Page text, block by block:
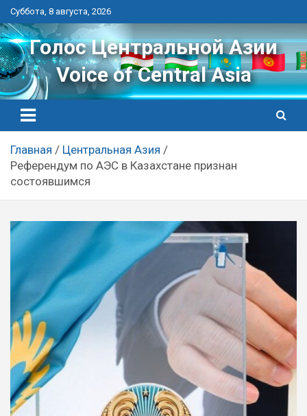
Перейти
к
контенту
Суббота, 8 августа, 2026
Голос Центральной Азии
Voice of Central Asia
Главная
Центральная Азия
Референдум по АЭС в Казахстане признан
состоявшимся